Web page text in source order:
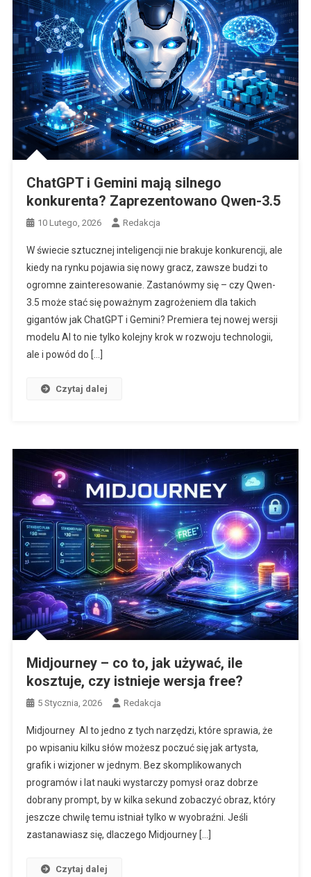
ChatGPT i Gemini mają silnego
konkurenta? Zaprezentowano Qwen-3.5
10 Lutego, 2026 Redakcja
W świecie sztucznej inteligencji nie brakuje konkurencji, ale
kiedy na rynku pojawia się nowy gracz, zawsze budzi to
ogromne zainteresowanie. Zastanówmy się – czy Qwen-
3.5 może stać się poważnym zagrożeniem dla takich
gigantów jak ChatGPT i Gemini? Premiera tej nowej wersji
modelu AI to nie tylko kolejny krok w rozwoju technologii,
ale i powód do […]
Czytaj dalej
Midjourney – co to, jak używać, ile
kosztuje, czy istnieje wersja free?
5 Stycznia, 2026 Redakcja
Midjourney AI to jedno z tych narzędzi, które sprawia, że
po wpisaniu kilku słów możesz poczuć się jak artysta,
grafik i wizjoner w jednym. Bez skomplikowanych
programów i lat nauki wystarczy pomysł oraz dobrze
dobrany prompt, by w kilka sekund zobaczyć obraz, który
jeszcze chwilę temu istniał tylko w wyobraźni. Jeśli
zastanawiasz się, dlaczego Midjourney […]
Czytaj dalej